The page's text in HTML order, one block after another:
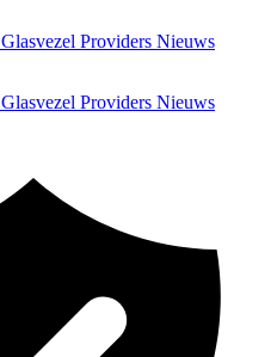
Glasvezel Providers Nieuws
Glasvezel Providers Nieuws